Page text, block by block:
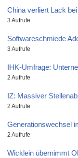
China verliert Lack
3 Aufrufe
Softwareschmiede
3 Aufrufe
IHK-Umfrage:
2 Aufrufe
IZ: Massiver
2 Aufrufe
Generationswechsel
2 Aufrufe
Wicklein übernimmt